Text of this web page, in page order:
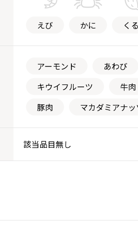
えび
かに く
アーモンド あわび
キウイフルーツ
牛肉
豚肉
マカダミアナッ
該当品目無し